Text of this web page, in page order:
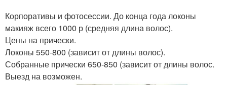
Корпоративы и фотосессии. До конца года локоны
макияж всего 1000 р (средняя длина волос).
Цены на прически.
Локоны 550-800 (зависит от длины волос).
Собранные прически 650-850 (зависит от длины волос.
Выезд на возможен.